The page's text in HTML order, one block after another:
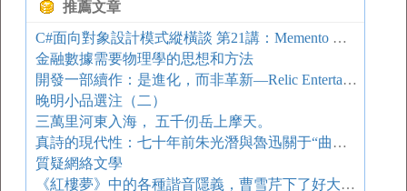
推薦文章
C#面向對象設計模式縱橫談 第21講：Memento 備忘錄模式
金融數據需要物理學的思想和方法
開發一部續作：是進化，而非革新—Relic Entertainment公司的《家園2》開發紀實
晚明小品選注（二）
三萬里河東入海， 五千仞岳上摩天。
真詩的現代性：七十年前朱光潛與魯迅關于“曲終人不見”的爭論及其余響
質疑網絡文學
《紅樓夢》中的各種諧音隱義，曹雪芹下了好大一盤棋！